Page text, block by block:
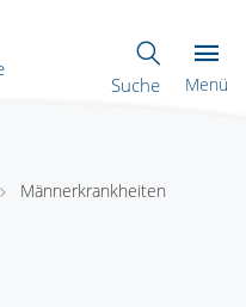
Suche Menü
Männerkrankheiten